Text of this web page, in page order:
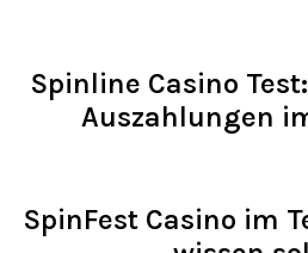
Spinline Casino
Auszahlungen
SpinFest Casino im